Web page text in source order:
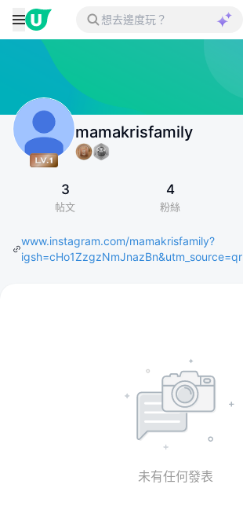
mamakrisfamily
3
帖文
4
粉絲
www.instagram.com/mamakrisfamily?
igsh=cHo1ZzgzNmJnazBn&utm_source=qr
未有任何發表